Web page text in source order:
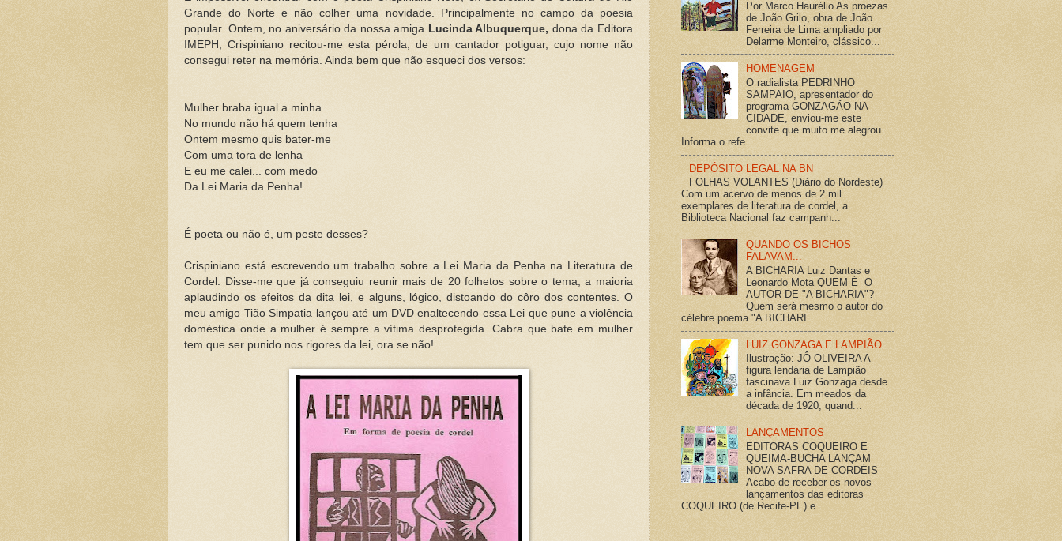
Grande do Norte e não colher uma novidade. Principalmente no campo da poesia
popular. Ontem, no aniversário da nossa amiga Lucinda Albuquerque, dona da Editora
IMEPH, Crispiniano recitou-me esta pérola, de um cantador potiguar, cujo nome não
consegui reter na memória. Ainda bem que não esqueci dos versos:
Mulher braba igual a minha
No mundo não há quem tenha
Ontem mesmo quis bater-me
Com uma tora de lenha
E eu me calei... com medo
Da Lei Maria da Penha!
É poeta ou não é, um peste desses?
Crispiniano está escrevendo um trabalho sobre a Lei Maria da Penha na Literatura de
Cordel. Disse-me que já conseguiu reunir mais de 20 folhetos sobre o tema, a maioria
aplaudindo os efeitos da dita lei, e alguns, lógico, distoando do côro dos contentes. O
meu amigo Tião Simpatia lançou até um DVD enaltecendo essa Lei que pune a violência
doméstica onde a mulher é sempre a vítima desprotegida. Cabra que bate em mulher
tem que ser punido nos rigores da lei, ora se não!
Por Marco Haurélio As proezas
de João Grilo, obra de João
Ferreira de Lima ampliado por
Delarme Monteiro, clássico...
HOMENAGEM
O radialista PEDRINHO
SAMPAIO, apresentador do
programa GONZAGÃO NA
CIDADE, enviou-me este
convite que muito me alegrou.
Informa o refe...
DEPÓSITO LEGAL NA BN
FOLHAS VOLANTES (Diário do Nordeste)
Com um acervo de menos de 2 mil
exemplares de literatura de cordel, a
Biblioteca Nacional faz campanh...
QUANDO OS BICHOS
FALAVAM...
A BICHARIA Luiz Dantas e
Leonardo Mota QUEM É O
AUTOR DE "A BICHARIA"?
Quem será mesmo o autor do
célebre poema "A BICHARI...
LUIZ GONZAGA E LAMPIÃO
Ilustração: JÔ OLIVEIRA A
figura lendária de Lampião
fascinava Luiz Gonzaga desde
a infância. Em meados da
década de 1920, quand...
LANÇAMENTOS
EDITORAS COQUEIRO E
QUEIMA-BUCHA LANÇAM
NOVA SAFRA DE CORDÉIS
Acabo de receber os novos
lançamentos das editoras
COQUEIRO (de Recife-PE) e...